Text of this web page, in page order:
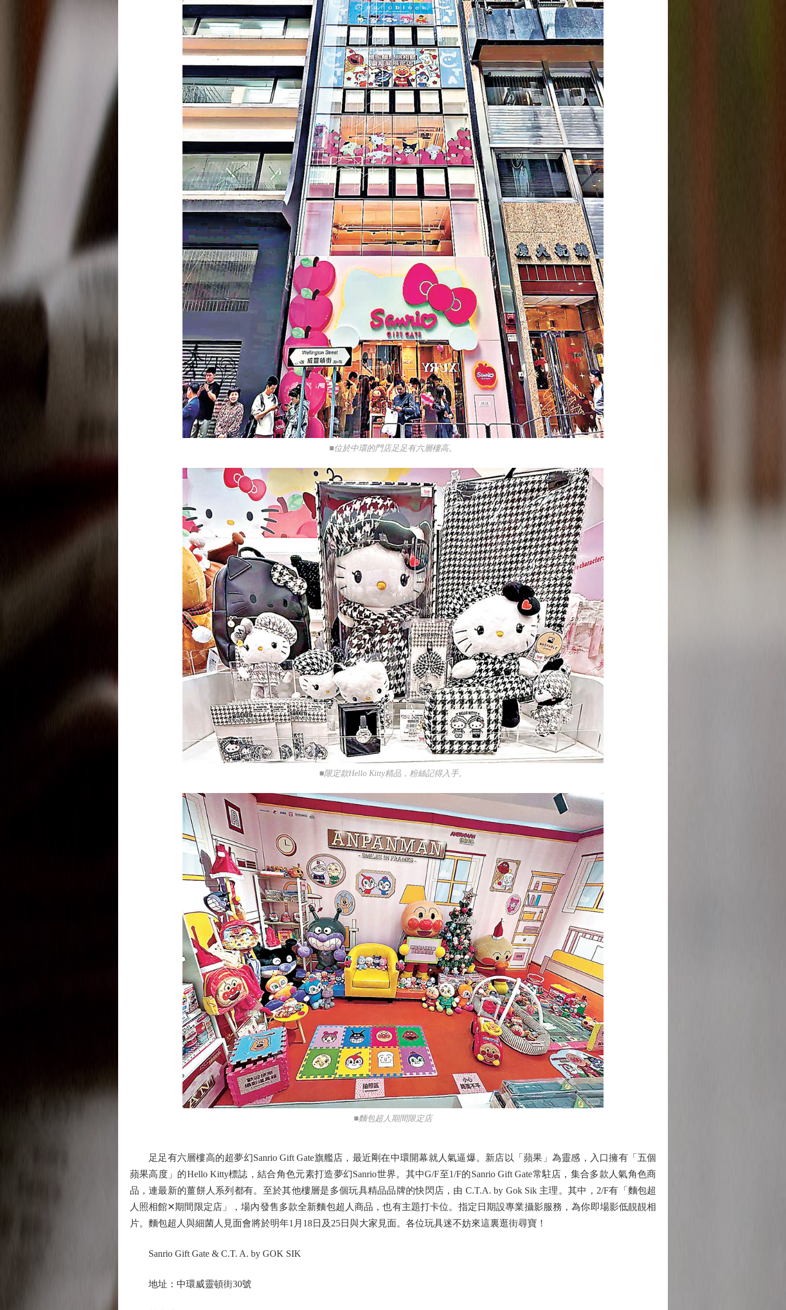
■位於中環的門店足足有六層樓高。
■限定款Hello Kitty精品，粉絲記得入手。
■麵包超人期間限定店
足足有六層樓高的超夢幻Sanrio Gift Gate旗艦店，最近剛在中環開幕就人氣逼爆。新店以「蘋果」為靈感，入口擁有「五個
蘋果高度」的Hello Kitty標誌，結合角色元素打造夢幻Sanrio世界。其中G/F至1/F的Sanrio Gift Gate常駐店，集合多款人氣角色商
品，連最新的薑餅人系列都有。至於其他樓層是多個玩具精品品牌的快閃店，由 C.T.A. by Gok Sik 主理。其中，2/F有「麵包超
人照相館✕期間限定店」，場內發售多款全新麵包超人商品，也有主題打卡位。指定日期設專業攝影服務，為你即場影低靚靚相
片。麵包超人與細菌人見面會將於明年1月18日及25日與大家見面。各位玩具迷不妨來這裏逛街尋寶！
Sanrio Gift Gate & C.T. A. by GOK SIK
地址：中環威靈頓街30號